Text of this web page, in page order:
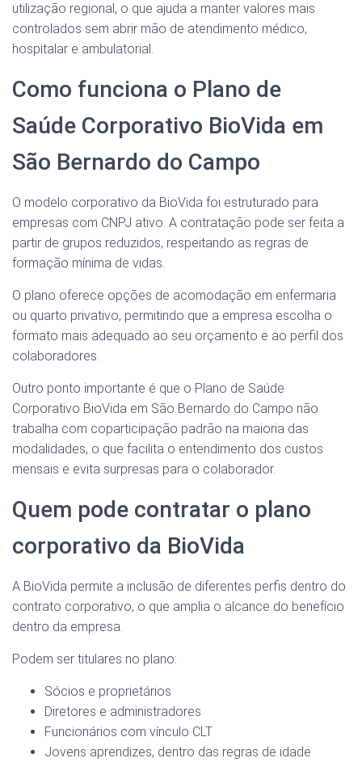
utilização regional, o que ajuda a manter valores mais
controlados sem abrir mão de atendimento médico,
hospitalar e ambulatorial.
Como funciona o Plano de
Saúde Corporativo BioVida em
São Bernardo do Campo
O modelo corporativo da BioVida foi estruturado para
empresas com CNPJ ativo. A contratação pode ser feita a
partir de grupos reduzidos, respeitando as regras de
formação mínima de vidas.
O plano oferece opções de acomodação em enfermaria
ou quarto privativo, permitindo que a empresa escolha o
formato mais adequado ao seu orçamento e ao perfil dos
colaboradores.
Outro ponto importante é que o Plano de Saúde
Corporativo BioVida em São Bernardo do Campo não
trabalha com coparticipação padrão na maioria das
modalidades, o que facilita o entendimento dos custos
mensais e evita surpresas para o colaborador.
Quem pode contratar o plano
corporativo da BioVida
A BioVida permite a inclusão de diferentes perfis dentro do
contrato corporativo, o que amplia o alcance do benefício
dentro da empresa.
Podem ser titulares no plano:
Sócios e proprietários
Diretores e administradores
Funcionários com vínculo CLT
Jovens aprendizes, dentro das regras de idade